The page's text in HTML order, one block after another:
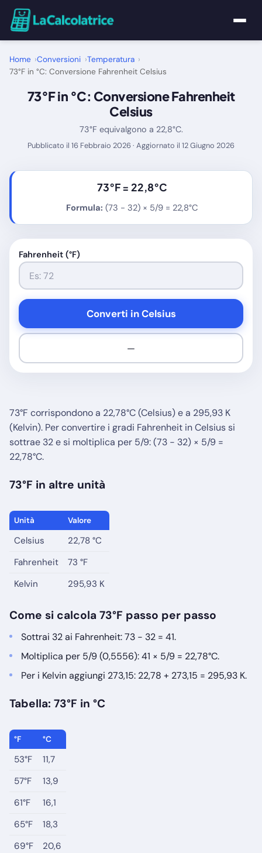
Home
Calcolatrici
Utility
Home Conversioni
Temperatura
73°F in °C: Conversione Fahrenheit Celsius
73°F in °C: Conversione Fahrenheit
Celsius
73°F equivalgono a 22,8°C.
Pubblicato il 16 Febbraio 2026 · Aggiornato il 12 Giugno 2026
73°F = 22,8°C
Formula: (73 - 32) × 5/9 = 22,8°C
Fahrenheit (°F)
Converti in Celsius
—
73°F corrispondono a 22,78°C (Celsius) e a 295,93 K
(Kelvin). Per convertire i gradi Fahrenheit in Celsius si
sottrae 32 e si moltiplica per 5/9: (73 − 32) × 5/9 =
22,78°C.
73°F in altre unità
Unità Valore
Celsius
22,78 °C
Fahrenheit
73 °F
Kelvin
295,93 K
Come si calcola 73°F passo per passo
Sottrai 32 ai Fahrenheit: 73 − 32 = 41.
Moltiplica per 5/9 (0,5556): 41 × 5/9 = 22,78°C.
Per i Kelvin aggiungi 273,15: 22,78 + 273,15 = 295,93 K.
Tabella: 73°F in °C
°F °C
53°F
11,7
57°F
13,9
61°F
16,1
65°F
18,3
69°F
20,6